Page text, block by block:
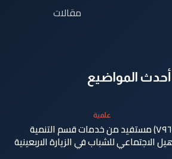
مقالات
أحدث المواضيع
علمية
(٧٩٦) مستفيد من خدمات قسم التنمية
الاجتماعي للشباب في الزيارة الاربعينية